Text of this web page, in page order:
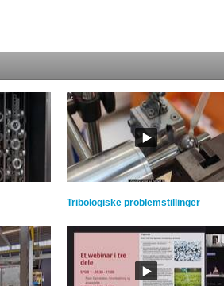
Tribologiske problemstillinger